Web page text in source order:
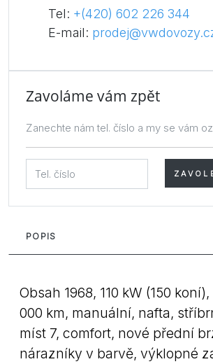
Tel: +(420) 602 226 344
E-mail:
Zavoláme vám zpět
Zanechte nám tel. číslo a my se vám
POPIS
Obsah 1968, 110 kW (150 koní),
000 km, manuální, nafta,
míst 7, comfort, nové přední
nárazníky v barvě, výklopné